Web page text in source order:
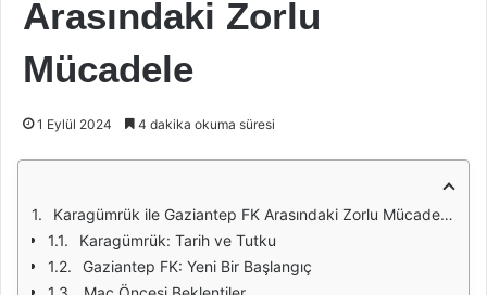
Arasındaki Zorlu
Mücadele
1 Eylül 2024 4 dakika okuma süresi
Karagümrük ile Gaziantep FK Arasındaki Zorlu Mücadele: Futbolun Draması
Karagümrük: Tarih ve Tutku
Gaziantep FK: Yeni Bir Başlangıç